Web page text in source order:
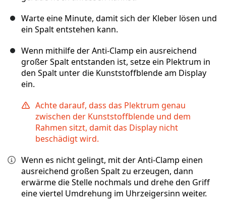
Warte eine Minute, damit sich der Kleber lösen und
ein Spalt entstehen kann.
Wenn mithilfe der Anti-Clamp ein ausreichend
großer Spalt entstanden ist, setze ein Plektrum in
den Spalt unter die Kunststoffblende am Display
ein.
Achte darauf, dass das Plektrum genau
zwischen der Kunststoffblende und dem
Rahmen sitzt, damit das Display nicht
beschädigt wird.
Wenn es nicht gelingt, mit der Anti-Clamp einen
ausreichend großen Spalt zu erzeugen, dann
erwärme die Stelle nochmals und drehe den Griff
eine viertel Umdrehung im Uhrzeigersinn weiter.